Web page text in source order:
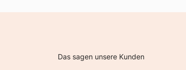
Das sagen unsere Kunden